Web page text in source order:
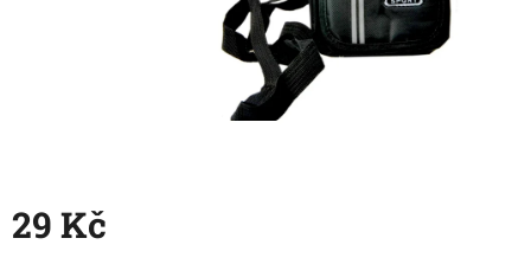
29 Kč